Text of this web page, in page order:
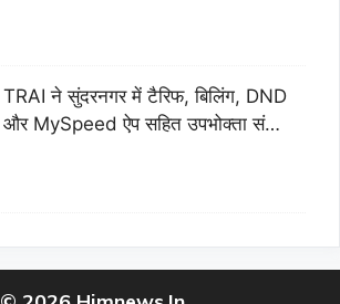
TRAI ने सुंदरनगर में टैरिफ, बिलिंग, DND
और MySpeed ऐप सहित उपभोक्ता सं…